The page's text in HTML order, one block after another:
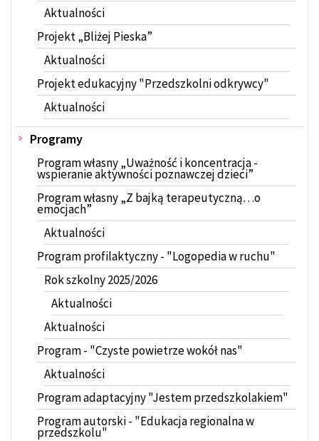
Aktualności
Projekt „Bliżej Pieska”
Aktualności
Projekt edukacyjny "Przedszkolni odkrywcy"
Aktualności
Programy
Program własny „Uważność i koncentracja -
wspieranie aktywności poznawczej dzieci”
Program własny „Z bajką terapeutyczną…o
emocjach”
Aktualności
Program profilaktyczny - "Logopedia w ruchu"
Rok szkolny 2025/2026
Aktualności
Aktualności
Program - "Czyste powietrze wokół nas"
Aktualności
Program adaptacyjny "Jestem przedszkolakiem"
Program autorski - "Edukacja regionalna w
przedszkolu"